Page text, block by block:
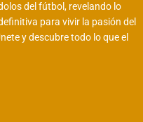
del fútbol, revelando lo
para vivir la pasión del
y descubre todo lo que el